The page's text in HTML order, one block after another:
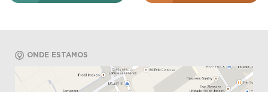
ONDE ESTAMOS